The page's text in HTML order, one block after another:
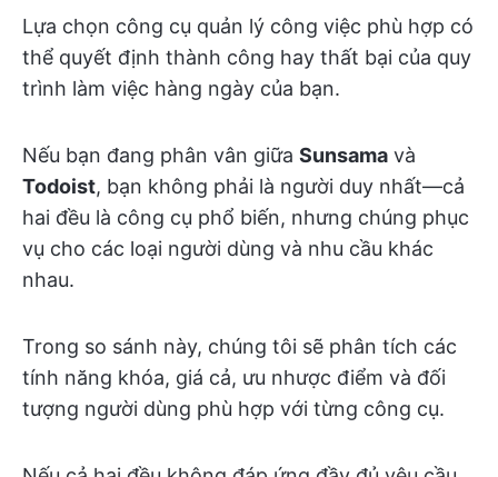
Lựa chọn công cụ quản lý công việc phù hợp có
thể quyết định thành công hay thất bại của quy
trình làm việc hàng ngày của bạn.
Nếu bạn đang phân vân giữa Sunsama và
Todoist, bạn không phải là người duy nhất—cả
hai đều là công cụ phổ biến, nhưng chúng phục
vụ cho các loại người dùng và nhu cầu khác
nhau.
Trong so sánh này, chúng tôi sẽ phân tích các
tính năng khóa, giá cả, ưu nhược điểm và đối
tượng người dùng phù hợp với từng công cụ.